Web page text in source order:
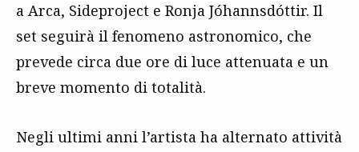
a Arca, Sideproject e Ronja Jóhannsdóttir. Il
set seguirà il fenomeno astronomico, che
prevede circa due ore di luce attenuata e un
breve momento di totalità.
Negli ultimi anni l’artista ha alternato attività